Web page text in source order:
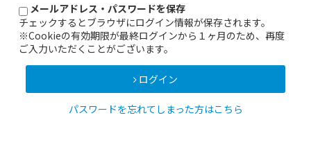
メールアドレス・パスワードを保存
チェックするとブラウザにログイン情報が保存されます。
※Cookieの有効期限が最終ログインから１ヶ月のため、再度
ご入力いただくことがございます。
ログイン
パスワードを忘れてしまった方はこちら